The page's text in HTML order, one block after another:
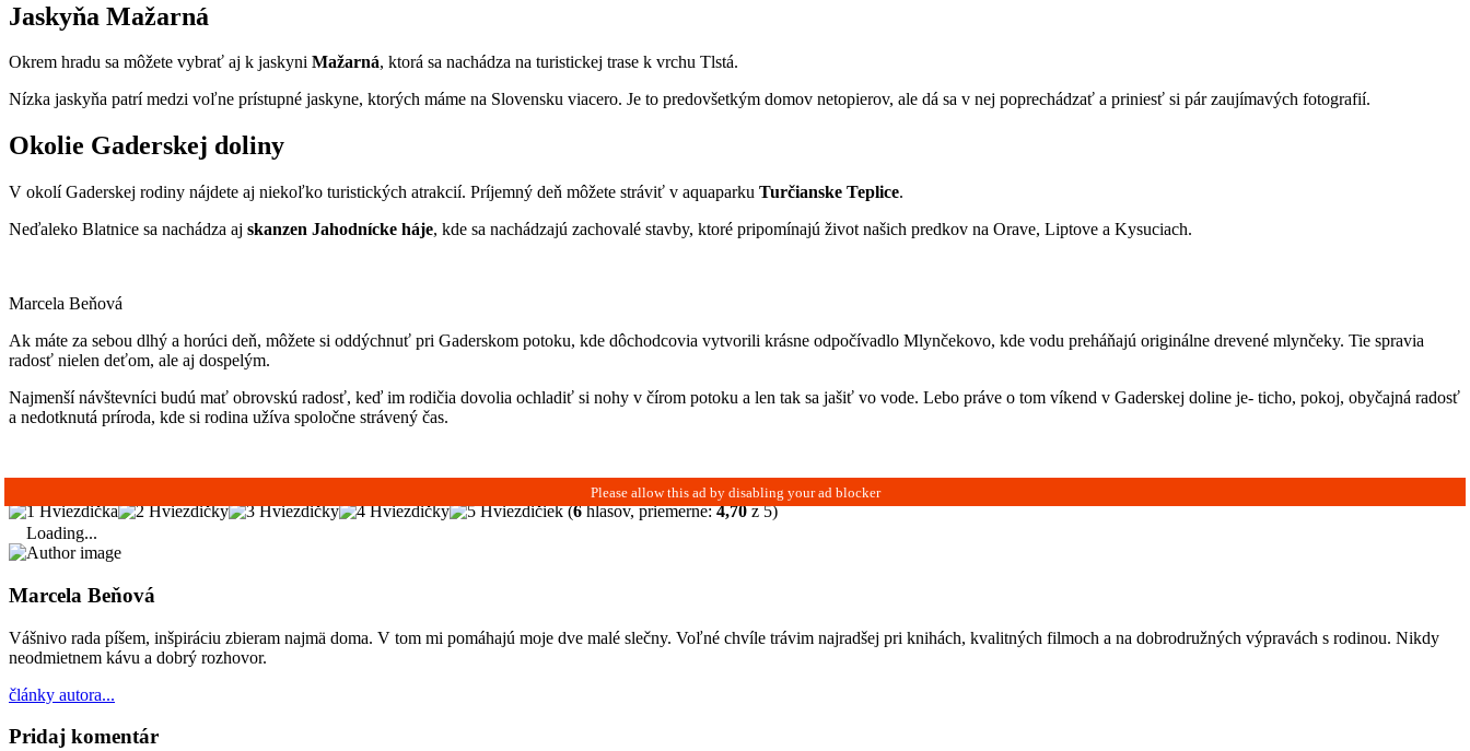
Jaskyňa Mažarná
Okrem hradu sa môžete vybrať aj k jaskyni Mažarná, ktorá sa nachádza na turistickej trase k vrchu Tlstá.
Nízka jaskyňa patrí medzi voľne prístupné jaskyne, ktorých máme na Slovensku viacero. Je to predovšetkým domov netopierov, ale dá sa v nej poprechádzať a priniesť si pár zaujímavých fotografií.
Okolie Gaderskej doliny
V okolí Gaderskej rodiny nájdete aj niekoľko turistických atrakcií. Príjemný deň môžete stráviť v aquaparku Turčianske Teplice.
Neďaleko Blatnice sa nachádza aj skanzen Jahodnícke háje, kde sa nachádzajú zachovalé stavby, ktoré pripomínajú život našich predkov na Orave, Liptove a Kysuciach.
Marcela Beňová
Ak máte za sebou dlhý a horúci deň, môžete si oddýchnuť pri Gaderskom potoku, kde dôchodcovia vytvorili krásne odpočívadlo Mlynčekovo, kde vodu preháňajú originálne drevené mlynčeky. Tie spravia
radosť nielen deťom, ale aj dospelým.
Najmenší návštevníci budú mať obrovskú radosť, keď im rodičia dovolia ochladiť si nohy v čírom potoku a len tak sa jašiť vo vode. Lebo práve o tom víkend v Gaderskej doline je- ticho, pokoj, obyčajná radosť
a nedotknutá príroda, kde si rodina užíva spoločne strávený čas.
(6hlasov, priemerne:4,70z 5)
Loading...
Marcela Beňová
Vášnivo rada píšem, inšpiráciu zbieram najmä doma. V tom mi pomáhajú moje dve malé slečny. Voľné chvíle trávim najradšej pri knihách, kvalitných filmoch a na dobrodružných výpravách s rodinou. Nikdy
neodmietnem kávu a dobrý rozhovor.
články autora...
Pridaj komentár